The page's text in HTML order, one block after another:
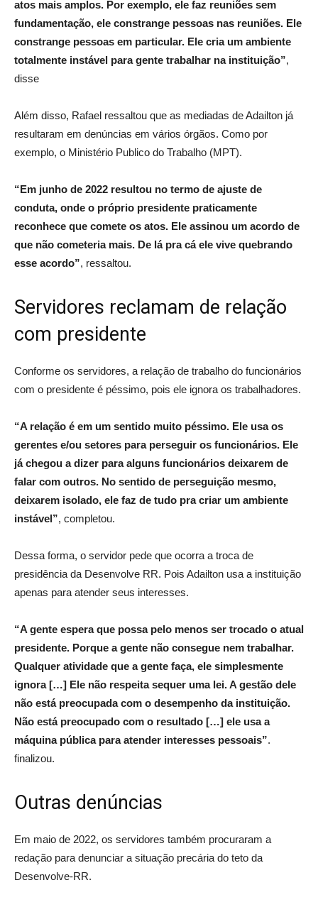
atos mais amplos. Por exemplo, ele faz reuniões sem
fundamentação, ele constrange pessoas nas reuniões. Ele
constrange pessoas em particular. Ele cria um ambiente
totalmente instável para gente trabalhar na instituição”,
disse
Além disso, Rafael ressaltou que as mediadas de Adailton já
resultaram em denúncias em vários órgãos. Como por
exemplo, o Ministério Publico do Trabalho (MPT).
“Em junho de 2022 resultou no termo de ajuste de
conduta, onde o próprio presidente praticamente
reconhece que comete os atos. Ele assinou um acordo de
que não cometeria mais. De lá pra cá ele vive quebrando
esse acordo”, ressaltou.
Servidores reclamam de relação
com presidente
Conforme os servidores, a relação de trabalho do funcionários
com o presidente é péssimo, pois ele ignora os trabalhadores.
“A relação é em um sentido muito péssimo. Ele usa os
gerentes e/ou setores para perseguir os funcionários. Ele
já chegou a dizer para alguns funcionários deixarem de
falar com outros. No sentido de perseguição mesmo,
deixarem isolado, ele faz de tudo pra criar um ambiente
instável”, completou.
Dessa forma, o servidor pede que ocorra a troca de
presidência da Desenvolve RR. Pois Adailton usa a instituição
apenas para atender seus interesses.
“A gente espera que possa pelo menos ser trocado o atual
presidente. Porque a gente não consegue nem trabalhar.
Qualquer atividade que a gente faça, ele simplesmente
ignora […] Ele não respeita sequer uma lei. A gestão dele
não está preocupada com o desempenho da instituição.
Não está preocupado com o resultado […] ele usa a
máquina pública para atender interesses pessoais”.
finalizou.
Outras denúncias
Em maio de 2022, os servidores também procuraram a
redação para denunciar a situação precária do teto da
Desenvolve-RR.